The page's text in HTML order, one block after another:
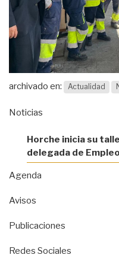
archivado en: Actualidad
Noticias
Horche inicia su
delegada de Empleo
Agenda
Avisos
Publicaciones
Redes Sociales